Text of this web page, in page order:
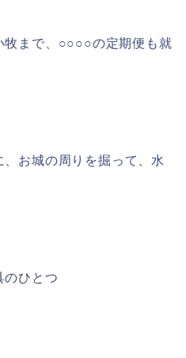
牧まで、○○○○の定期便も就
お城の周りを掘って、水
のひとつ